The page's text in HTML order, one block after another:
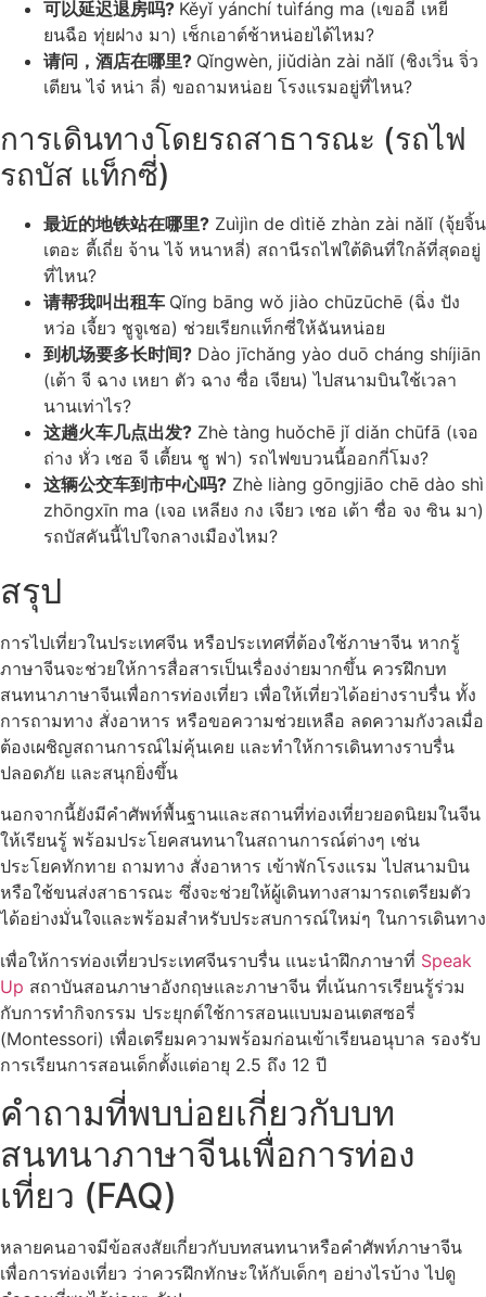
可以延迟退房吗? Kěyǐ yánchí tuìfáng ma (เขออี่ เหยี
ยนฉือ ทุ่ยฝาง มา) เช็กเอาต์ช้าหน่อยได้ไหม?
请问，酒店在哪里? Qǐngwèn, jiǔdiàn zài nǎlǐ (ชิงเวิ่น จิ่ว
เตียน ไจ๋ หน่า ลี่) ขอถามหน่อย โรงแรมอยู่ที่ไหน?
การเดินทางโดยรถสาธารณะ (รถไฟ
รถบัส แท็กซี่)
最近的地铁站在哪里? Zuìjìn de dìtiě zhàn zài nǎlǐ (จุ้ยจิ้น
เตอะ ตี้เถี่ย จ้าน ไจ้ หนาหลี่) สถานีรถไฟใต้ดินที่ใกล้ที่สุดอยู่
ที่ไหน?
请帮我叫出租车 Qǐng bāng wǒ jiào chūzūchē (ฉิ่ง ปัง
หว่อ เจี้ยว ชูจูเชอ) ช่วยเรียกแท็กซี่ให้ฉันหน่อย
到机场要多长时间? Dào jīchǎng yào duō cháng shíjiān
(เต้า จี ฉาง เหยา ตัว ฉาง ซื่อ เจียน) ไปสนามบินใช้เวลา
นานเท่าไร?
这趟火车几点出发? Zhè tàng huǒchē jǐ diǎn chūfā (เจอ
ถ่าง หั่ว เชอ จี เตี้ยน ชู ฟา) รถไฟขบวนนี้ออกกี่โมง?
这辆公交车到市中心吗? Zhè liàng gōngjiāo chē dào shì
zhōngxīn ma (เจอ เหลียง กง เจียว เชอ เต้า ซื่อ จง ซิน มา)
รถบัสคันนี้ไปใจกลางเมืองไหม?
สรุป
การไปเที่ยวในประเทศจีน หรือประเทศที่ต้องใช้ภาษาจีน หากรู้
ภาษาจีนจะช่วยให้การสื่อสารเป็นเรื่องง่ายมากขึ้น ควรฝึกบท
สนทนาภาษาจีนเพื่อการท่องเที่ยว เพื่อให้เที่ยวได้อย่างราบรื่น ทั้ง
การถามทาง สั่งอาหาร หรือขอความช่วยเหลือ ลดความกังวลเมื่อ
ต้องเผชิญสถานการณ์ไม่คุ้นเคย และทำให้การเดินทางราบรื่น
ปลอดภัย และสนุกยิ่งขึ้น
นอกจากนี้ยังมีคำศัพท์พื้นฐานและสถานที่ท่องเที่ยวยอดนิยมในจีน
ให้เรียนรู้ พร้อมประโยคสนทนาในสถานการณ์ต่างๆ เช่น
ประโยคทักทาย ถามทาง สั่งอาหาร เข้าพักโรงแรม ไปสนามบิน
หรือใช้ขนส่งสาธารณะ ซึ่งจะช่วยให้ผู้เดินทางสามารถเตรียมตัว
ได้อย่างมั่นใจและพร้อมสำหรับประสบการณ์ใหม่ๆ ในการเดินทาง
เพื่อให้การท่องเที่ยวประเทศจีนราบรื่น แนะนำฝึกภาษาที่ Speak
Up สถาบันสอนภาษาอังกฤษและภาษาจีน ที่เน้นการเรียนรู้ร่วม
กับการทำกิจกรรม ประยุกต์ใช้การสอนแบบมอนเตสซอรี่
(Montessori) เพื่อเตรียมความพร้อมก่อนเข้าเรียนอนุบาล รองรับ
การเรียนการสอนเด็กตั้งแต่อายุ 2.5 ถึง 12 ปี
คำถามที่พบบ่อยเกี่ยวกับบท
สนทนาภาษาจีนเพื่อการท่อง
เที่ยว (FAQ)
หลายคนอาจมีข้อสงสัยเกี่ยวกับบทสนทนาหรือคำศัพท์ภาษาจีน
เพื่อการท่องเที่ยว ว่าควรฝึกทักษะให้กับเด็กๆ อย่างไรบ้าง ไปดู